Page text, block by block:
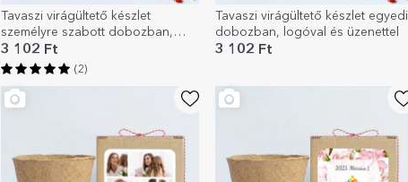
Tavaszi virágültető készlet
személyre szabott dobozban,
üzenettel a tanárnak
3 102 Ft
(2)
Tavaszi virágültető készlet egyedi
dobozban, logóval és üzenettel
3 102 Ft